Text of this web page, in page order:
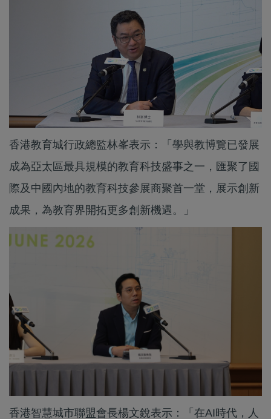
香港教育城行政總監林峯表示：「學與教博覽已發展
成為亞太區最具規模的教育科技盛事之一，匯聚了國
際及中國內地的教育科技參展商聚首一堂，展示創新
成果，為教育界開拓更多創新機遇。」
香港智慧城市聯盟會長楊文銳表示：「在AI時代，人